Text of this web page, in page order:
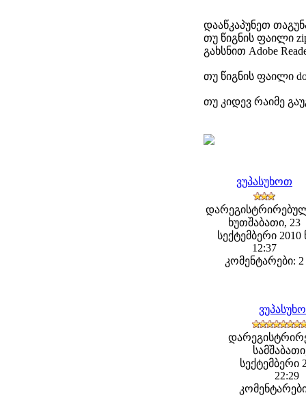
დააწკაპუნეთ
თუ წიგნის ფაილი
გახსნით Adobe
თუ წიგნის ფაილი
თუ კიდევ რაიმე
ვუპასუხოთ
ხუთშაბათი, 23
სექტემბერი 2010
12:37
კომენტარები: 2
სექტემბერი
22:29